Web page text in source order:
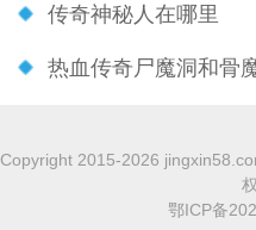
传奇神秘人在哪里
热血传奇尸魔洞和骨
Copyright 2015-2026
鄂ICP备